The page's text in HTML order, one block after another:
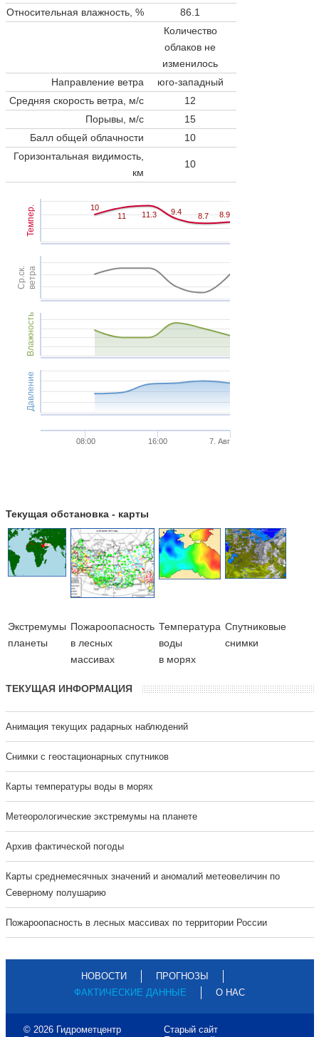
Относительная влажность, %
86.1
Количество
облаков не
изменилось
Направление ветра
юго-западный
Средняя скорость ветра, м/с
12
Порывы, м/с
15
Балл общей облачности
10
Горизонтальная видимость,
км
10
Темпер.
Ср.ск.ветра
Влажность
Давление
10
10
11
11 11.3
11.3 9.4
9.4 8.7
8.7 8.9
8.9
7. Авг
08:00 16:00
Текущая обстановка - карты
Экстремумы
планеты
Пожароопасность
в лесных
массивах
Температура
воды
в морях
Cпутниковые
снимки
ТЕКУЩАЯ ИНФОРМАЦИЯ
Анимация текущих радарных наблюдений
Cнимки с геостационарных спутников
Карты температуры воды в морях
Метеорологические экстремумы на планете
Архив фактической погоды
Карты среднемесячных значений и аномалий метеовеличин по
Северному полушарию
Пожароопасность в лесных массивах по территории России
НОВОСТИ
ПРОГНОЗЫ
ФАКТИЧЕСКИЕ ДАННЫЕ
О НАС
© 2026 Гидрометцентр
Старый сайт